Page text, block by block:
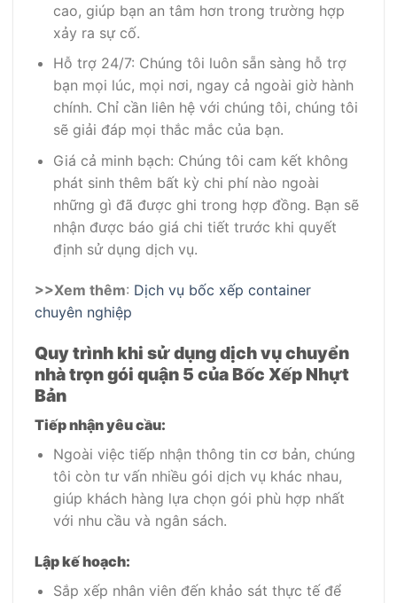
cao, giúp bạn an tâm hơn trong trường hợp
xảy ra sự cố.
Hỗ trợ 24/7: Chúng tôi luôn sẵn sàng hỗ trợ
bạn mọi lúc, mọi nơi, ngay cả ngoài giờ hành
chính. Chỉ cần liên hệ với chúng tôi, chúng tôi
sẽ giải đáp mọi thắc mắc của bạn.
Giá cả minh bạch: Chúng tôi cam kết không
phát sinh thêm bất kỳ chi phí nào ngoài
những gì đã được ghi trong hợp đồng. Bạn sẽ
nhận được báo giá chi tiết trước khi quyết
định sử dụng dịch vụ.
>>Xem thêm: Dịch vụ bốc xếp container
chuyên nghiệp
Quy trình khi sử dụng dịch vụ chuyển
nhà trọn gói quận 5 của Bốc Xếp Nhựt
Bản
Tiếp nhận yêu cầu:
Ngoài việc tiếp nhận thông tin cơ bản, chúng
tôi còn tư vấn nhiều gói dịch vụ khác nhau,
giúp khách hàng lựa chọn gói phù hợp nhất
với nhu cầu và ngân sách.
Lập kế hoạch:
Sắp xếp nhân viên đến khảo sát thực tế để